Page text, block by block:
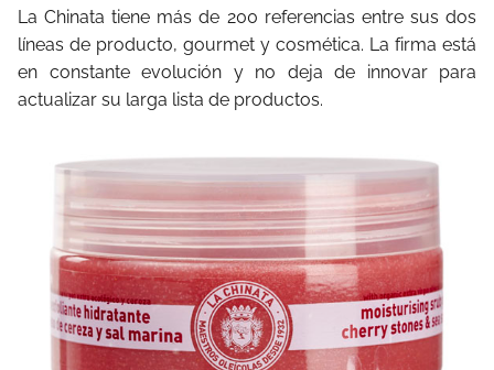
La Chinata tiene más de 200 referencias entre sus dos
líneas de producto, gourmet y cosmética. La firma está
en constante evolución y no deja de innovar para
actualizar su larga lista de productos.